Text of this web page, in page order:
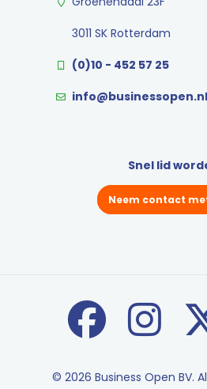
3011 SK Rotterdam
(0)10 - 452 57 25
info@businessopen.nl
Snel lid
Neem contact
© 2026 Business Open BV.